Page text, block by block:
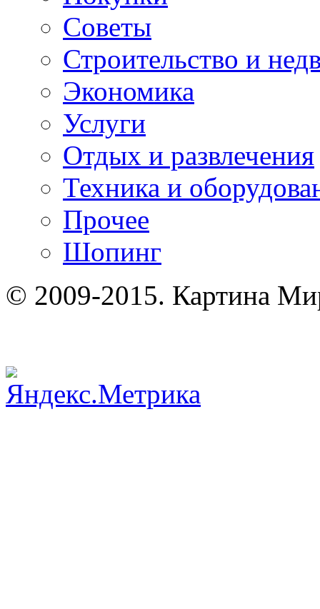
Советы
Строительство и
Экономика
Услуги
Отдых и развлечения
Техника и
Прочее
Шопинг
© 2009-2015. Картина